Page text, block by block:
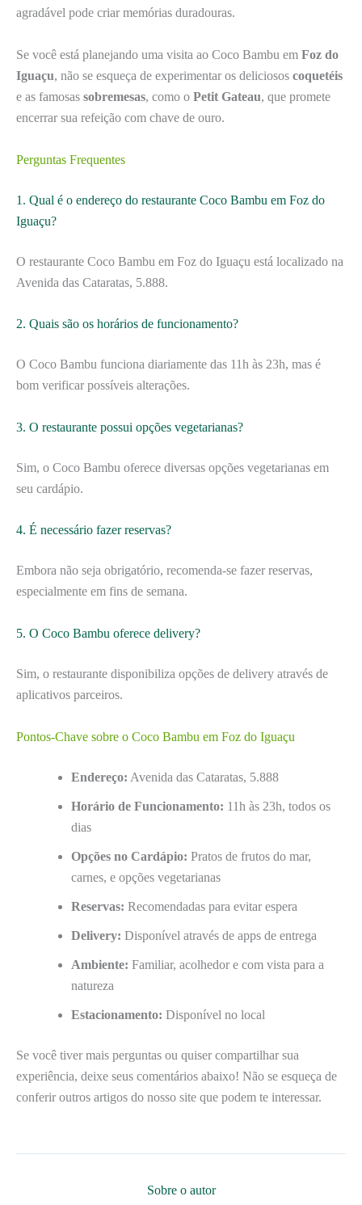
agradável pode criar memórias duradouras.
Se você está planejando uma visita ao Coco Bambu em Foz do
Iguaçu, não se esqueça de experimentar os deliciosos coquetéis
e as famosas sobremesas, como o Petit Gateau, que promete
encerrar sua refeição com chave de ouro.
Perguntas Frequentes
1. Qual é o endereço do restaurante Coco Bambu em Foz do
Iguaçu?
O restaurante Coco Bambu em Foz do Iguaçu está localizado na
Avenida das Cataratas, 5.888.
2. Quais são os horários de funcionamento?
O Coco Bambu funciona diariamente das 11h às 23h, mas é
bom verificar possíveis alterações.
3. O restaurante possui opções vegetarianas?
Sim, o Coco Bambu oferece diversas opções vegetarianas em
seu cardápio.
4. É necessário fazer reservas?
Embora não seja obrigatório, recomenda-se fazer reservas,
especialmente em fins de semana.
5. O Coco Bambu oferece delivery?
Sim, o restaurante disponibiliza opções de delivery através de
aplicativos parceiros.
Pontos-Chave sobre o Coco Bambu em Foz do Iguaçu
Endereço: Avenida das Cataratas, 5.888
Horário de Funcionamento: 11h às 23h, todos os
dias
Opções no Cardápio: Pratos de frutos do mar,
carnes, e opções vegetarianas
Reservas: Recomendadas para evitar espera
Delivery: Disponível através de apps de entrega
Ambiente: Familiar, acolhedor e com vista para a
natureza
Estacionamento: Disponível no local
Se você tiver mais perguntas ou quiser compartilhar sua
experiência, deixe seus comentários abaixo! Não se esqueça de
conferir outros artigos do nosso site que podem te interessar.
Sobre o autor